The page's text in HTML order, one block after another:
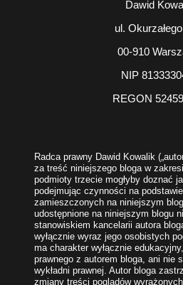
Dawid
ul.
00-910
NIP
REGON
Radca prawny Dawid Kowalik
za treść niniejszego bloga w
podmioty trzecie mogłyby doznać
podejmując czynności na
zamieszczonych na niniejszym
udostępnione na niniejszym blogu
stanowiskiem kancelarii autora
wyłącznie wyraz jego osobistych
ma charakter wyłącznie
prawnego z autorem bloga, ani nie
wykładni prawnej. Autor bloga
zmiany treści poglądów